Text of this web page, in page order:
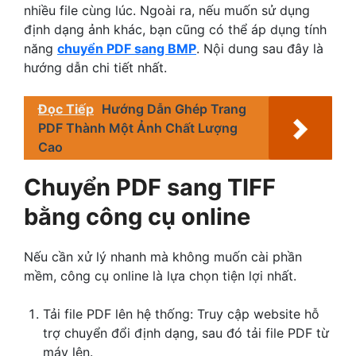
nhiều file cùng lúc. Ngoài ra, nếu muốn sử dụng
định dạng ảnh khác, bạn cũng có thể áp dụng tính
năng chuyển PDF sang BMP. Nội dung sau đây là
hướng dẫn chi tiết nhất.
Đọc Tiếp Hướng Dẫn Ghép Trang
PDF Thành Một Ảnh Chất Lượng
Cao
Chuyển PDF sang TIFF
bằng công cụ online
Nếu cần xử lý nhanh mà không muốn cài phần
mềm, công cụ online là lựa chọn tiện lợi nhất.
Tải file PDF lên hệ thống: Truy cập website hỗ
trợ chuyển đổi định dạng, sau đó tải file PDF từ
máy lên.